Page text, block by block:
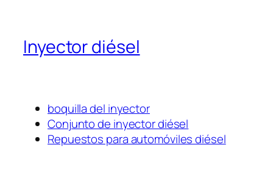
Inyector diésel
boquilla del inyector
Conjunto de inyector diésel
Repuestos para automóviles diésel